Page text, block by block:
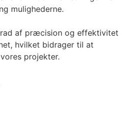
mulighederne.
af præcision og effektivitet
hvilket bidrager til at
projekter.